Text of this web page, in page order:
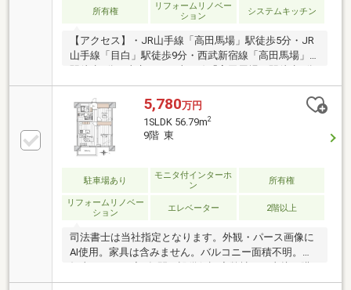
所有権
リフォームリノベー
ション
システムキッチン
【アクセス】・JR山手線「高田馬場」駅徒歩5分・JR
山手線「目白」駅徒歩9分・西武新宿線「高田馬場」
【おすすめポイント】・総戸数360戸・複数路線利用
可能・新耐震基準適合・エレベーター3基有り【リフ
ォーム内容】※2026年6月完工・システムキッチン（浄
水内蔵水栓）新規設置・ユニットバス新規交換（浴室
換気乾燥機・追焚機能付）・洗面化粧台・トイレ・給
湯器・シューズボックス交換等・配管交換
5,780万円
1SLDK 56.79m2
9階 東
駐車場あり
モニタ付インターホ
ン
所有権
リフォームリノベー
ション
エレベーター 2階以上
司法書士は当社指定となります。外観・パース画像に
AI使用。家具は含みません。バルコニー面積不明。告
入のお客様には、修理費用を軽減する「あんしん保